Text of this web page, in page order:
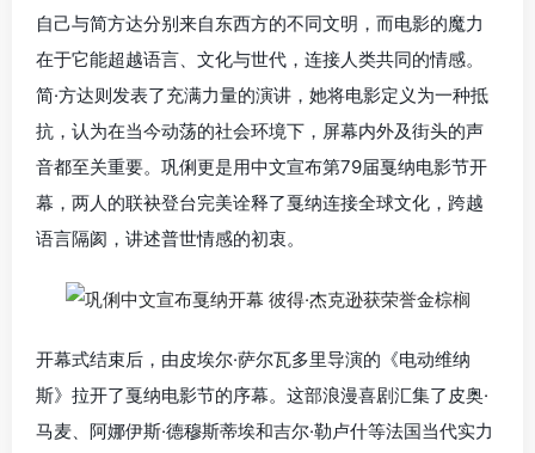
自己与简方达分别来自东西方的不同文明，而电影的魔力
在于它能超越语言、文化与世代，连接人类共同的情感。
简·方达则发表了充满力量的演讲，她将电影定义为一种抵
抗，认为在当今动荡的社会环境下，屏幕内外及街头的声
音都至关重要。巩俐更是用中文宣布第79届戛纳电影节开
幕，两人的联袂登台完美诠释了戛纳连接全球文化，跨越
语言隔阂，讲述普世情感的初衷。
开幕式结束后，由皮埃尔·萨尔瓦多里导演的《电动维纳
斯》拉开了戛纳电影节的序幕。这部浪漫喜剧汇集了皮奥·
马麦、阿娜伊斯·德穆斯蒂埃和吉尔·勒卢什等法国当代实力